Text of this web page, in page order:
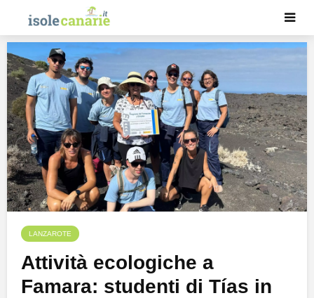
LANZAROTE
Attività ecologiche a
Famara: studenti di Tías in